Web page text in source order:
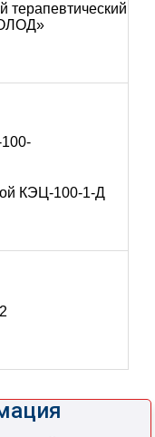
терапевтический
КЭЦ-100-1-Д